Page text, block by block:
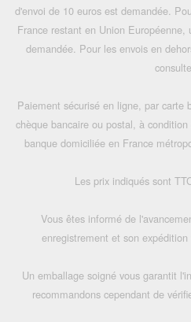
d'envoi de 10 euros est demandée.
France restant en Union
demandée. Pour les envois en
Paiement sécurisé en ligne, par carte
chèque bancaire ou postal, à
banque domiciliée en France
Les prix indiqués sont
Vous êtes informé de
enregistrement et son
Un emballage soigné vous garantit
recommandons cependant de